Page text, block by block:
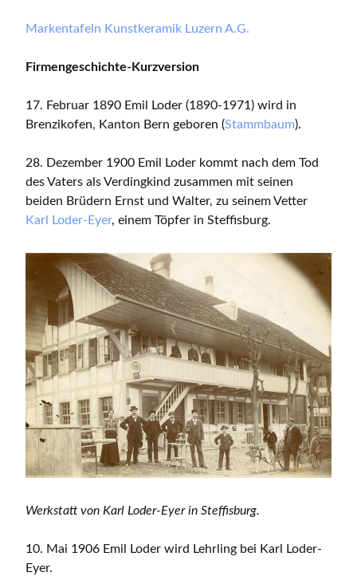
Markentafeln Kunstkeramik Luzern A.G.
Firmengeschichte-Kurzversion
17. Februar 1890 Emil Loder (1890-1971) wird in
Brenzikofen, Kanton Bern geboren (Stammbaum).
28. Dezember 1900 Emil Loder kommt nach dem Tod
des Vaters als Verdingkind zusammen mit seinen
beiden Brüdern Ernst und Walter, zu seinem Vetter
Karl Loder-Eyer, einem Töpfer in Steffisburg.
Werkstatt von Karl Loder-Eyer in Steffisburg.
10. Mai 1906 Emil Loder wird Lehrling bei Karl Loder-
Eyer.